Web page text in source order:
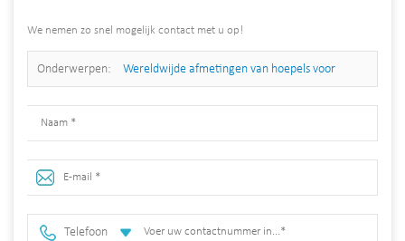
We nemen zo snel mogelijk contact met u op!
Onderwerpen: Wereldwijde afmetingen van hoepels voor
fietsendragers in omgekeerde U-stijl
Telefoon